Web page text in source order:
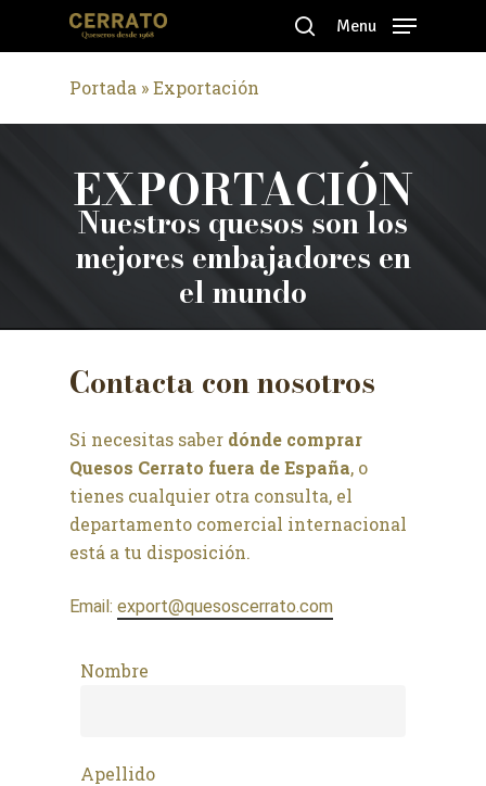
search
Menu
Portada »Exportación
EXPORTACIÓN
Nuestros quesos son los
mejores embajadores en
el mundo
Contactaconnosotros
Si necesitas saber dónde comprar
Quesos Cerrato fuera de España, o
tienes cualquier otra consulta, el
departamento comercial internacional
está a tu disposición.
Email: export@quesoscerrato.com
Nombre
Apellido